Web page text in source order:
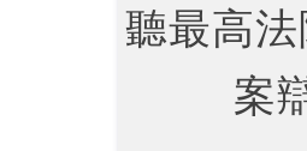
聽最高
案